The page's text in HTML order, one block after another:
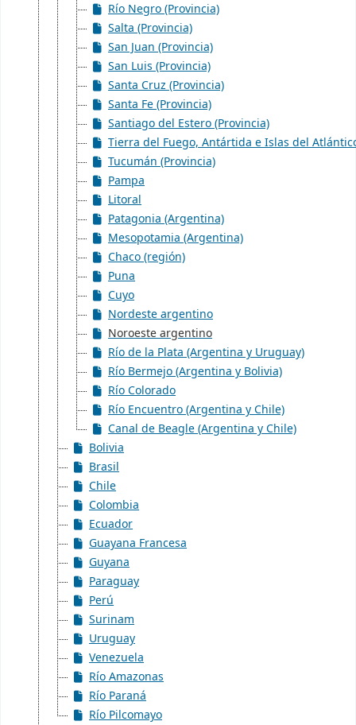
Río Negro (Provincia)
Salta (Provincia)
San Juan (Provincia)
San Luis (Provincia)
Santa Cruz (Provincia)
Santa Fe (Provincia)
Santiago del Estero (Provincia)
Tierra del Fuego, Antártida e Islas del
Tucumán (Provincia)
Pampa
Litoral
Patagonia (Argentina)
Mesopotamia (Argentina)
Chaco (región)
Puna
Cuyo
Nordeste argentino
Noroeste argentino
Río de la Plata (Argentina y Uruguay)
Río Bermejo (Argentina y Bolivia)
Río Colorado
Río Encuentro (Argentina y Chile)
Canal de Beagle (Argentina y Chile)
Bolivia
Brasil
Chile
Colombia
Ecuador
Guayana Francesa
Guyana
Paraguay
Perú
Surinam
Uruguay
Venezuela
Río Amazonas
Río Paraná
Río Pilcomayo